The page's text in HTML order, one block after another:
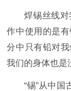
焊锡丝线
作中使用的是
分中只有铅对
我们的身体也是
“锡”从中国